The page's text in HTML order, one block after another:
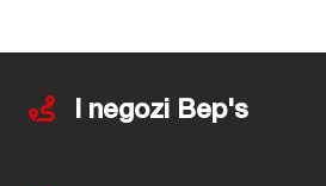
I negozi Bep's